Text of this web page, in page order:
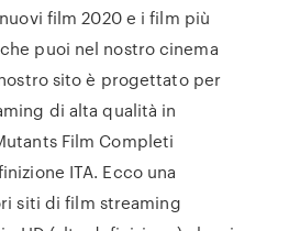
film 2020 e i film più
puoi nel nostro cinema
sito è progettato per
di alta qualità in
Film Completi
ITA. Ecco una
siti di film streaming